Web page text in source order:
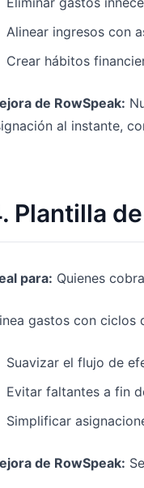
Alinear ingresos con
Crear hábitos
de RowSpeak:
al instante,
Plantilla
para: Quienes
gastos con ciclos
Suavizar el flujo de
Evitar faltantes a fin
Simplificar
de RowSpeak: